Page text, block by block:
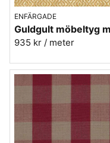
ENFÄRGADE
935 kr / meter